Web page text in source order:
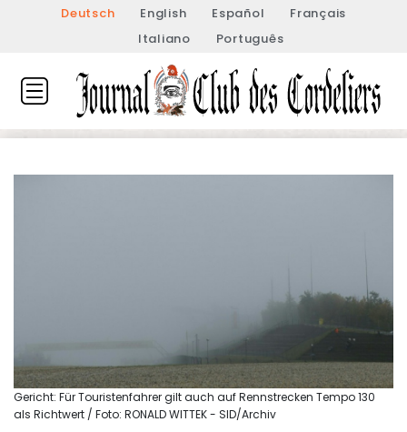
Deutsch English Español
Français
Italiano
Português
Gericht: Für Touristenfahrer gilt auch auf Rennstrecken Tempo 130
als Richtwert / Foto: RONALD WITTEK - SID/Archiv